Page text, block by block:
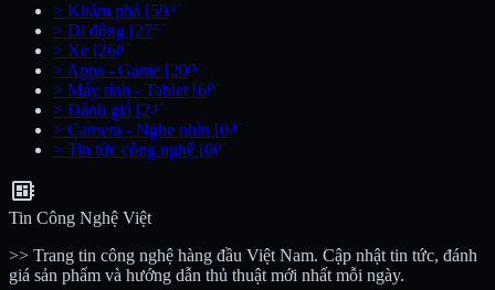
> Khám phá [593]
> Di động [275]
> Xe [268]
> Apps - Game [209]
> Máy tính - Tablet [69]
> Đánh giá [24]
> Camera - Nghe nhìn [04]
> Tin tức công nghệ [00]
developer_board
Tin Công Nghệ Việt
>> Trang tin công nghệ hàng đầu Việt Nam. Cập nhật tin tức, đánh
giá sản phẩm và hướng dẫn thủ thuật mới nhất mỗi ngày.